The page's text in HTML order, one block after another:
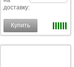
доставку:
Купить